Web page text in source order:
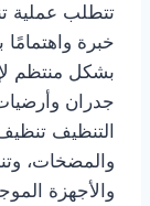
تتطلب عملية
خبرة
بشكل منتظم
جدران
التنظيف
والمضخات،
والأجهزة